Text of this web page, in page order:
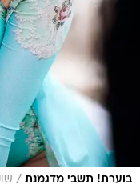
בוערת! תשבי מדגמנת /